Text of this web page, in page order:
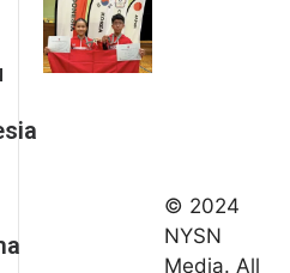
2026
Indonesia
kirim tiga
© 2024
NYSN
Media. All